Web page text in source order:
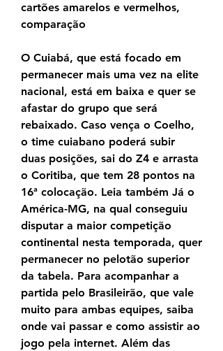
cartões amarelos e vermelhos,
comparação
O Cuiabá, que está focado em
permanecer mais uma vez na elite
nacional, está em baixa e quer se
afastar do grupo que será
rebaixado. Caso vença o Coelho,
o time cuiabano poderá subir
duas posições, sai do Z4 e arrasta
o Coritiba, que tem 28 pontos na
16ª colocação. Leia também Já o
América-MG, na qual conseguiu
disputar a maior competição
continental nesta temporada, quer
permanecer no pelotão superior
da tabela. Para acompanhar a
partida pelo Brasileirão, que vale
muito para ambas equipes, saiba
onde vai passar e como assistir ao
jogo pela internet. Além das